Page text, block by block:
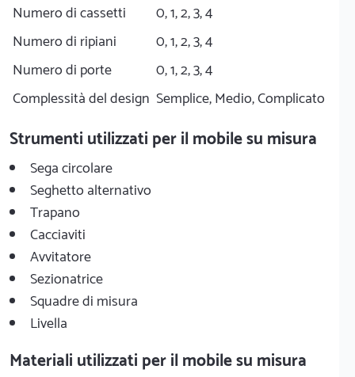
Numero di cassetti
0, 1, 2, 3, 4
Numero di ripiani
0, 1, 2, 3, 4
Numero di porte
0, 1, 2, 3, 4
Complessità del design Semplice, Medio, Complicato
Strumenti utilizzati per il mobile su misura
Sega circolare
Seghetto alternativo
Trapano
Cacciaviti
Avvitatore
Sezionatrice
Squadre di misura
Livella
Materiali utilizzati per il mobile su misura